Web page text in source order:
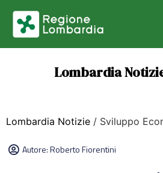
Lombardia
Lombardia Notizie / Sviluppo
Autore:Roberto Fiorentini